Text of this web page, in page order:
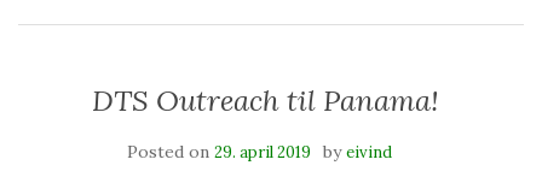
DTS Outreach til Panama!
Posted on 29. april 2019 byeivind